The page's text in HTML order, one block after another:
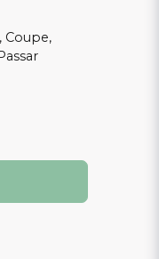
Coupe,